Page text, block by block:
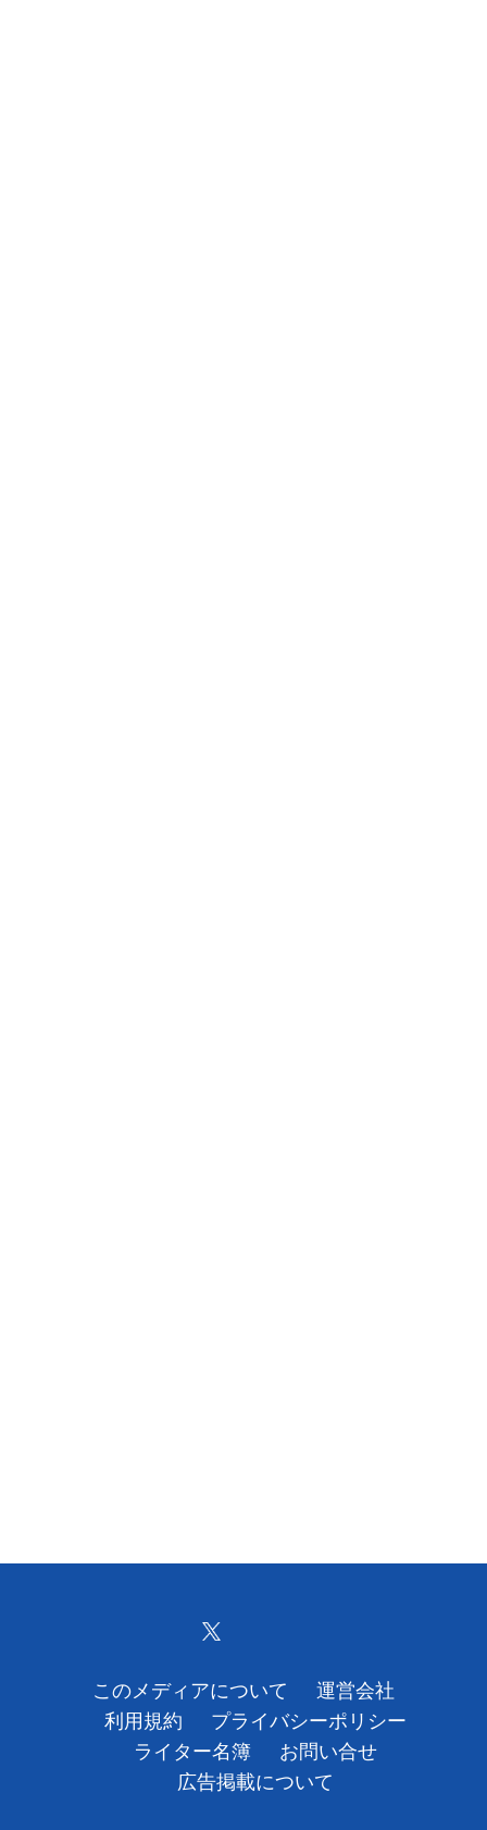
このメディアについて
運営会社
利用規約
プライバシーポリシー
ライター名簿
お問い合せ
広告掲載について